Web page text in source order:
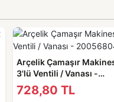
Arçelik Çamaşır
3'lü Ventili / Vanası -
2005680400
728,80 TL